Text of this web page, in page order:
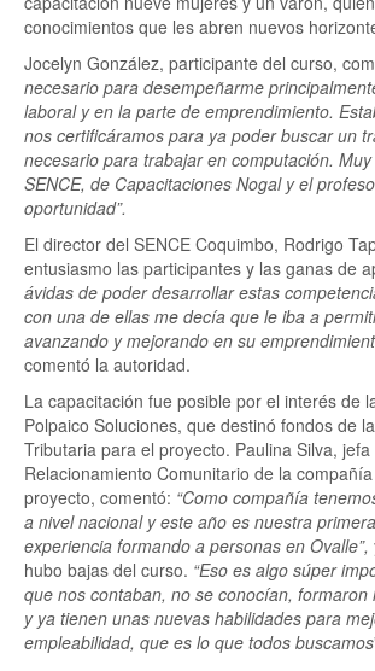
conocimientos que les abren nuevos
Jocelyn González, participante del curso,
necesario para desempeñarme
laboral y en la parte de emprendimiento.
nos certificáramos para ya poder buscar un
necesario para trabajar en computación.
SENCE, de Capacitaciones Nogal y el
oportunidad”.
El director del SENCE Coquimbo, Rodrigo
entusiasmo las participantes y las ganas de
ávidas de poder desarrollar estas
con una de ellas me decía que le iba a
avanzando y mejorando en su
comentó la autoridad.
La capacitación fue posible por el interés de
Polpaico Soluciones, que destinó fondos de
Tributaria para el proyecto. Paulina Silva, jefa
Relacionamiento Comunitario de la
proyecto, comentó: “Como compañía
a nivel nacional y este año es nuestra
experiencia formando a personas en Ovalle”,
hubo bajas del curso. “Eso es algo súper
que nos contaban, no se conocían, formaron
y ya tienen unas nuevas habilidades para
empleabilidad, que es lo que todos buscamos